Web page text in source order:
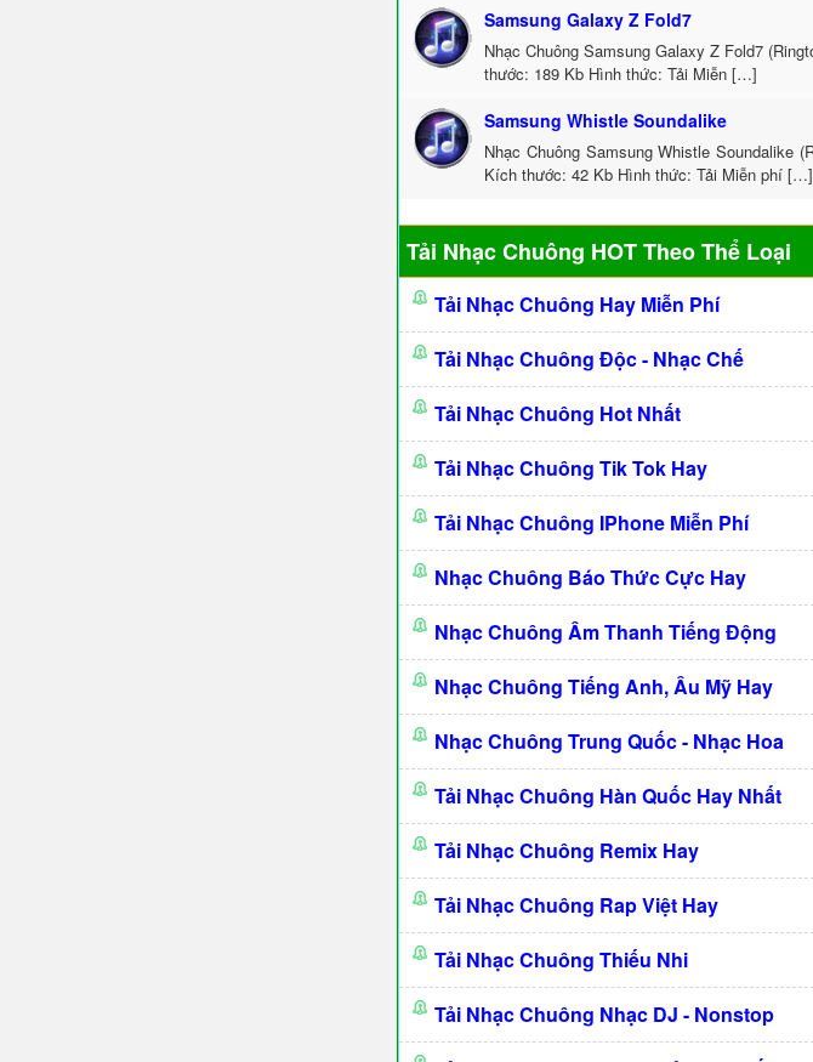
Samsung Galaxy Z Fold7
Nhạc Chuông Samsung Galaxy Z Fold7
thước: 189 Kb Hình thức: Tải Miễn […]
Samsung Whistle Soundalike
Nhạc Chuông Samsung Whistle Soundalike
Kích thước: 42 Kb Hình thức: Tải Miễn phí […]
Tải Nhạc Chuông HOT Theo Thể Loại
Tải Nhạc Chuông Hay Miễn Phí
Tải Nhạc Chuông Độc - Nhạc Chế
Tải Nhạc Chuông Hot Nhất
Tải Nhạc Chuông Tik Tok Hay
Tải Nhạc Chuông IPhone Miễn Phí
Nhạc Chuông Báo Thức Cực Hay
Nhạc Chuông Âm Thanh Tiếng Động
Nhạc Chuông Tiếng Anh, Âu Mỹ Hay
Nhạc Chuông Trung Quốc - Nhạc Hoa
Tải Nhạc Chuông Hàn Quốc Hay Nhất
Tải Nhạc Chuông Remix Hay
Tải Nhạc Chuông Rap Việt Hay
Tải Nhạc Chuông Thiếu Nhi
Tải Nhạc Chuông Nhạc DJ - Nonstop